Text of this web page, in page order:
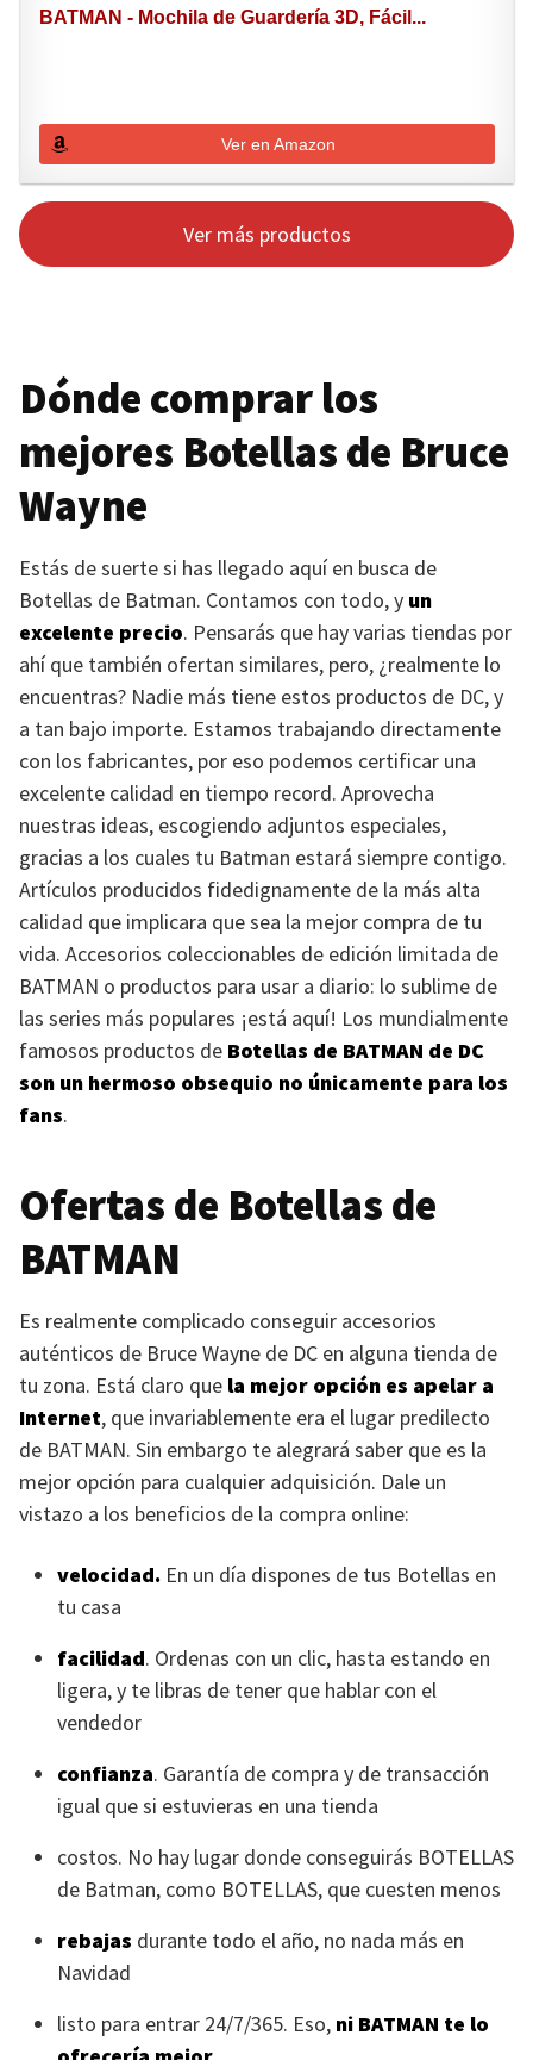
BATMAN - Mochila de Guardería 3D, Fácil...
Ver en Amazon
Ver más productos
Dónde comprar los
mejores Botellas de Bruce
Wayne
Estás de suerte si has llegado aquí en busca de
Botellas de Batman. Contamos con todo, y un
excelente precio. Pensarás que hay varias tiendas por
ahí que también ofertan similares, pero, ¿realmente lo
encuentras? Nadie más tiene estos productos de DC, y
a tan bajo importe. Estamos trabajando directamente
con los fabricantes, por eso podemos certificar una
excelente calidad en tiempo record. Aprovecha
nuestras ideas, escogiendo adjuntos especiales,
gracias a los cuales tu Batman estará siempre contigo.
Artículos producidos fidedignamente de la más alta
calidad que implicara que sea la mejor compra de tu
vida. Accesorios coleccionables de edición limitada de
BATMAN o productos para usar a diario: lo sublime de
las series más populares ¡está aquí! Los mundialmente
famosos productos de Botellas de BATMAN de DC
son un hermoso obsequio no únicamente para los
fans.
Ofertas de Botellas de
BATMAN
Es realmente complicado conseguir accesorios
auténticos de Bruce Wayne de DC en alguna tienda de
tu zona. Está claro que la mejor opción es apelar a
Internet, que invariablemente era el lugar predilecto
de BATMAN. Sin embargo te alegrará saber que es la
mejor opción para cualquier adquisición. Dale un
vistazo a los beneficios de la compra online:
velocidad. En un día dispones de tus Botellas en
tu casa
facilidad. Ordenas con un clic, hasta estando en
ligera, y te libras de tener que hablar con el
vendedor
confianza. Garantía de compra y de transacción
igual que si estuvieras en una tienda
costos. No hay lugar donde conseguirás BOTELLAS
de Batman, como BOTELLAS, que cuesten menos
rebajas durante todo el año, no nada más en
Navidad
listo para entrar 24/7/365. Eso, ni BATMAN te lo